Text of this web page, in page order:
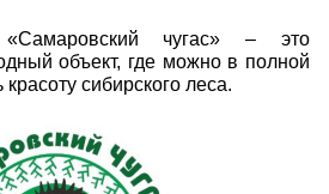
чугас» – это
объект, где можно в полной
сибирского леса.